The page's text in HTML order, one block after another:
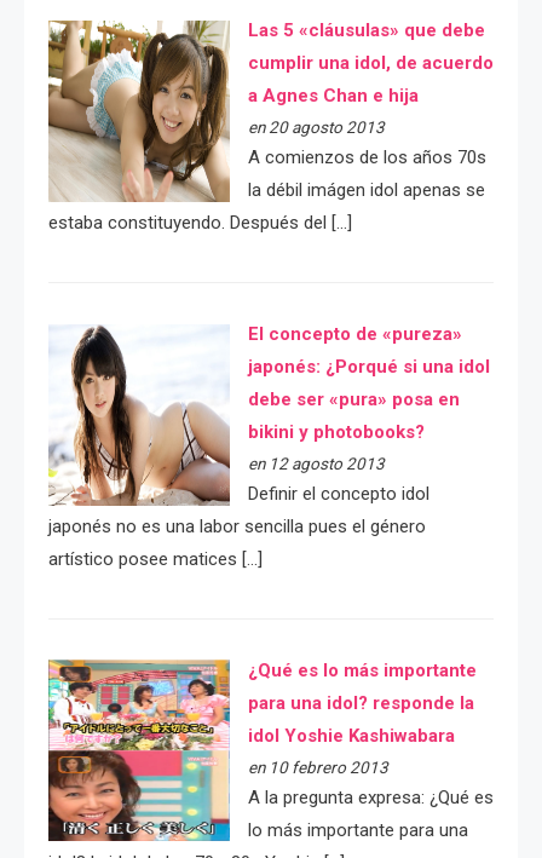
Las 5 «cláusulas» que debe
cumplir una idol, de acuerdo
a Agnes Chan e hija
en 20 agosto 2013
A comienzos de los años 70s
la débil imágen idol apenas se
estaba constituyendo. Después del […]
El concepto de «pureza»
japonés: ¿Porqué si una idol
debe ser «pura» posa en
bikini y photobooks?
en 12 agosto 2013
Definir el concepto idol
japonés no es una labor sencilla pues el género
artístico posee matices […]
¿Qué es lo más importante
para una idol? responde la
idol Yoshie Kashiwabara
en 10 febrero 2013
A la pregunta expresa: ¿Qué es
lo más importante para una